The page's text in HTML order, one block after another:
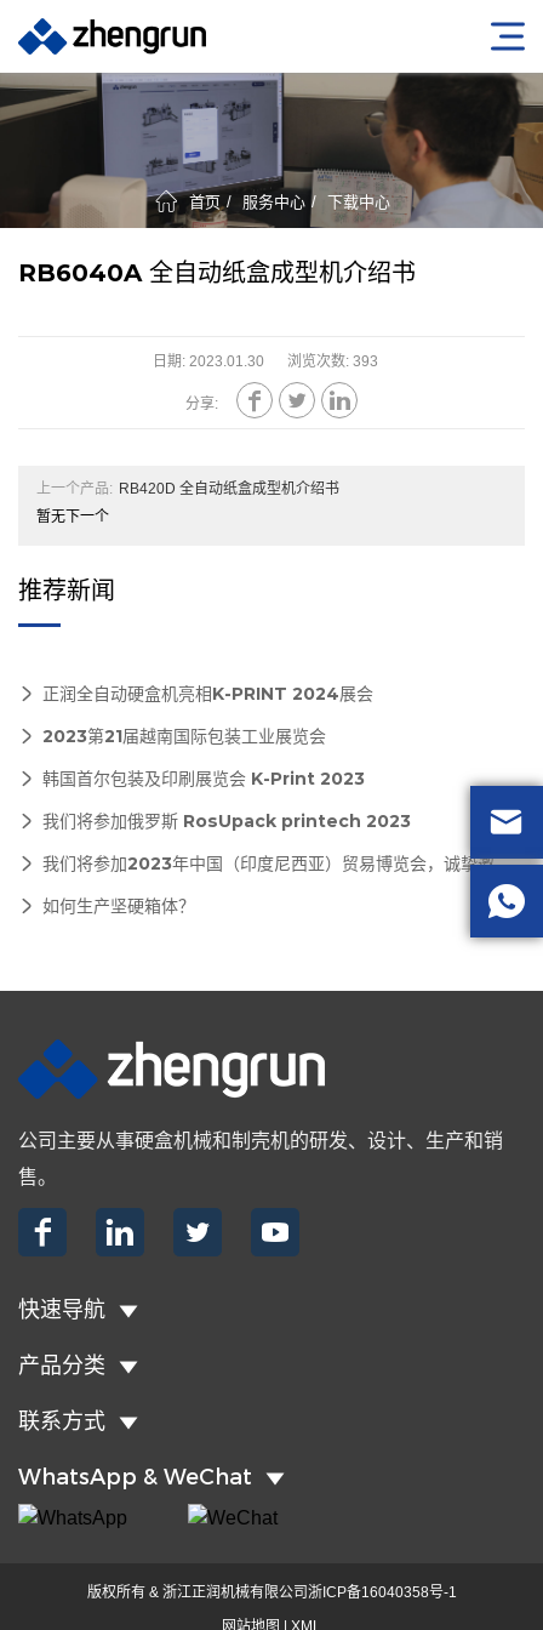
首页 服务中心 下载中心
RB6040A 全自动纸盒成型机介绍书
日期: 2023.01.30 浏览次数: 393
分享:   
上一个产品: RB420D 全自动纸盒成型机介绍书
暂无下一个
推荐新闻
正润全自动硬盒机亮相K-PRINT 2024展会
2023第21届越南国际包装工业展览会
韩国首尔包装及印刷展览会 K-Print 2023
我们将参加俄罗斯 RosUpack printech 2023
我们将参加2023年中国（印度尼西亚）贸易博览会，诚挚邀请您莅临参观
如何生产坚硬箱体？
公司主要从事硬盒机械和制壳机的研发、设计、生产和销
售。
   
快速导航
产品分类
联系方式
WhatsApp & WeChat
版权所有 & 浙江正润机械有限公司 浙ICP备16040358号-1

